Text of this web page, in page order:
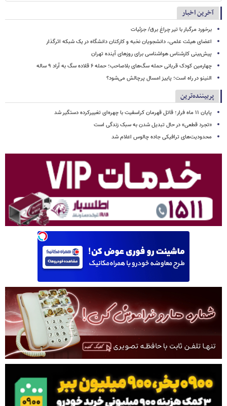
آخرین اخبار
برخورد مرگبار با تیر چراغ برق/ جزئیات
اعضای هیئت علمی، دانشجویان نخبه و کارکنان دانشگاه در یک شبکه‌ اثرگذار
پیش‌بینی کارشناس هواشناسی برای روزهای آینده تهران
چهارمین کودک قربانی حمله سگ‌های بلاصاحب؛ حمله ۶ قلاده سگ به آراد ۹ ساله
النینو در راه است؛ پاییز امسال پرچالش می‌شود؟
پربیننده‌ترین
پایان ۱۱ ماه فرار؛ قاتل قهرمان کراسفیت با چهره‌ای تغییرکرده دستگیر شد
«تجرد قطعی» در حال تبدیل شدن به سبک زندگی است
محدودیت‌های ترافیکی جاده چالوس اعلام شد